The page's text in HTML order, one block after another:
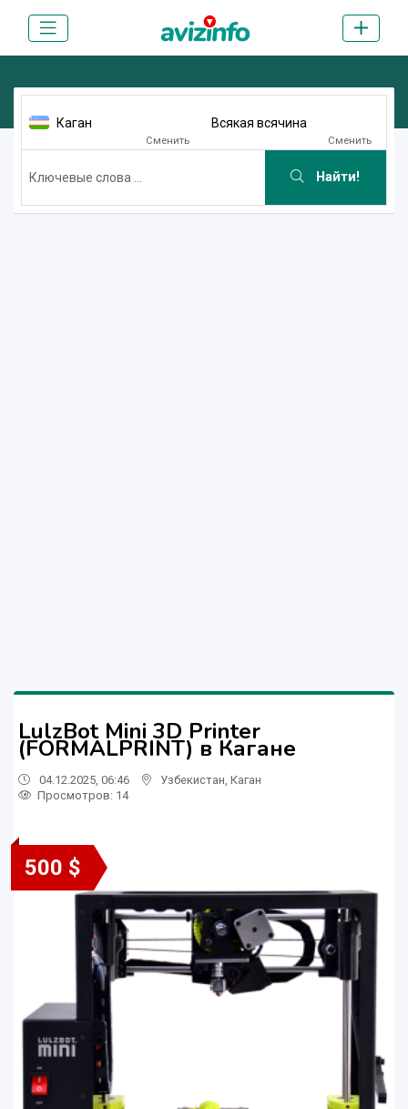
Каган
Сменить
Всякая всячина
Сменить
Найти!
LulzBot Mini 3D Printer
(FORMALPRINT) в Кагане
04.12.2025, 06:46 Узбекистан Каган
Просмотров: 14
500 $